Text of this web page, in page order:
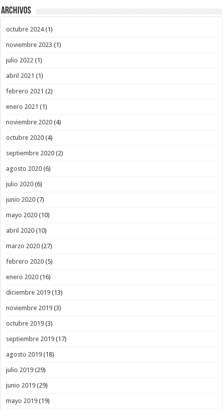
Archivos
octubre 2024(1)
noviembre 2023 (1)
julio 2022 (1)
abril 2021 (1)
febrero 2021 (2)
enero 2021 (1)
noviembre 2020 (4)
octubre 2020 (4)
septiembre 2020 (2)
agosto 2020 (6)
julio 2020 (6)
junio 2020 (7)
mayo 2020 (10)
abril 2020 (10)
marzo 2020 (27)
febrero 2020 (5)
enero 2020 (16)
diciembre 2019 (13)
noviembre 2019 (3)
octubre 2019 (3)
septiembre 2019 (17)
agosto 2019 (18)
julio 2019 (29)
junio 2019 (29)
mayo 2019 (19)